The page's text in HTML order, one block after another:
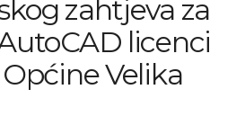
zahtjeva za
licenci
Velika